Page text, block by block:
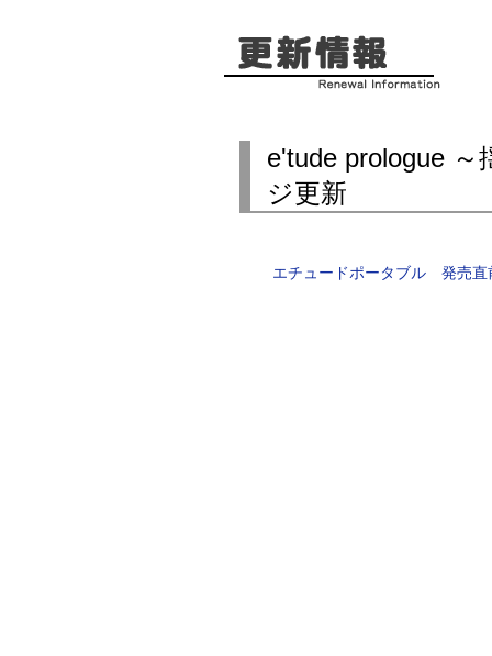
e'tude prologue
ジ更新
エチュードポータブル 発売直